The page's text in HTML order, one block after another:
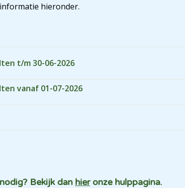
hieronder.
t/m 30-06-2026
vanaf 01-07-2026
Bekijk dan hieronze hulppagina.